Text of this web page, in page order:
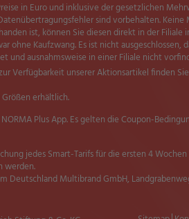
in Euro und inklusive der gesetzlichen
sind vorbehalten. Keine
ist, können Sie diesen direkt in der Filiale
ohne Kaufzwang. Es ist nicht ausgeschlossen,
und ausnahmsweise in einer Filiale nicht
Verfügbarkeit unserer Aktionsartikel finden
erhältlich.
Plus App. Es gelten die Coupon-
jedes Smart-Tarifs für die ersten 4
werden.
Deutschland Multibrand GmbH,